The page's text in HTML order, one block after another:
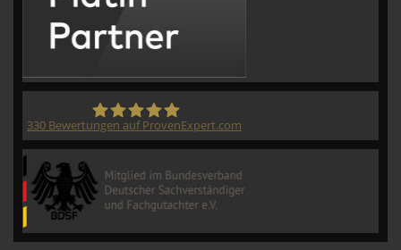
330 Bewertungen auf ProvenExpert.com